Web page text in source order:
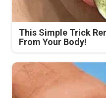
This Simple Trick
From Your Body!